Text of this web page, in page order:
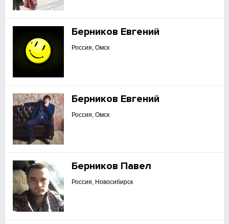
Берников Евгений
Россия, Омск
Берников Евгений
Россия, Омск
Берников Павел
Россия, Новосибирск